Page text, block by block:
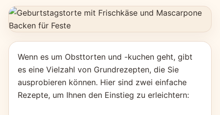
Wenn es um Obsttorten und -kuchen geht, gibt
es eine Vielzahl von Grundrezepten, die Sie
ausprobieren können. Hier sind zwei einfache
Rezepte, um Ihnen den Einstieg zu erleichtern: